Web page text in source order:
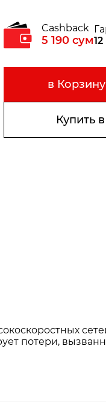
Cashback
5 190 сум
в Корзину
Купить